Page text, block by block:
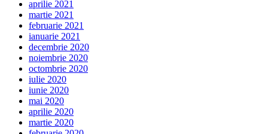
aprilie 2021
martie 2021
februarie 2021
ianuarie 2021
decembrie 2020
noiembrie 2020
octombrie 2020
iulie 2020
iunie 2020
mai 2020
aprilie 2020
martie 2020